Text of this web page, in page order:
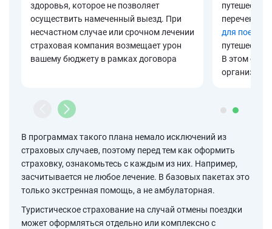
здоровья, которое не позволяет
осуществить намеченный выезд. При
несчастном случае или срочном лечении
страховая компания возмещает урон
вашему бюджету в рамках договора
перечень
для
В этом
В программах такого плана немало исключений из
страховых случаев, поэтому перед тем как оформить
страховку, ознакомьтесь с каждым из них. Например,
засчитывается не любое лечение. В базовых пакетах это
только экстренная помощь, а не амбулаторная.
Туристическое страхование на случай отмены поездки
может оформляться отдельно или комплексно с